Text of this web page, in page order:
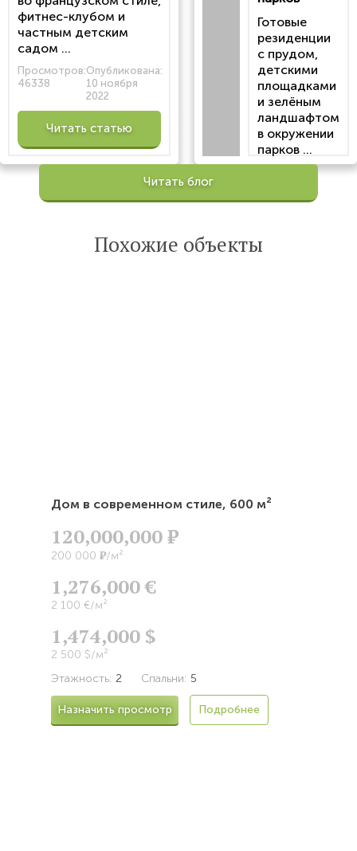
фитнес-клубом и
частным детским
садом ...
Просмотров:
46338
Опубликована:
10 ноября
2022
Читать статью
Готовые
резиденции
с прудом,
детскими
площадками
и зелёным
ландшафтом
в окружении
парков ...
Просмотров:
Опубликована:
Читать блог
Похожие объекты
Дом в современном стиле, 600 м²
120,000,000Р
200 000 Р/м²
1,276,000 €
2 100 €/м²
1,474,000 $
2 500 $/м²
Этажность: 2 Спальни: 5
Назначить просмотр Подробнее